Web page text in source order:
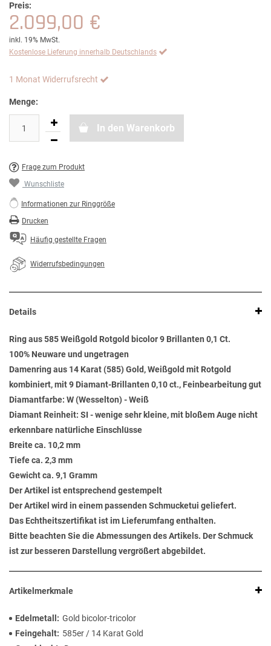
Preis:
2.099,00 €
inkl. 19% MwSt.
Kostenlose Lieferung innerhalb Deutschlands
1 Monat Widerrufsrecht
Menge:
In den Warenkorb
Frage zum Produkt
Wunschliste
Informationen zur Ringgröße
Drucken
Häufig gestellte Fragen
Widerrufsbedingungen
Details
Ring aus 585 Weißgold Rotgold bicolor 9 Brillanten 0,1 Ct.
100% Neuware und ungetragen
Damenring aus 14 Karat (585) Gold, Weißgold mit Rotgold
kombiniert, mit 9 Diamant-Brillanten 0,10 ct., Feinbearbeitung gut
Diamantfarbe: W (Wesselton) - Weiß
Diamant Reinheit: SI - wenige sehr kleine, mit bloßem Auge nicht
erkennbare natürliche Einschlüsse
Breite ca. 10,2 mm
Tiefe ca. 2,3 mm
Gewicht ca. 9,1 Gramm
Der Artikel ist entsprechend gestempelt
Der Artikel wird in einem passenden Schmucketui geliefert.
Das Echtheitszertifikat ist im Lieferumfang enthalten.
Bitte beachten Sie die Abmessungen des Artikels. Der Schmuck
ist zur besseren Darstellung vergrößert abgebildet.
Artikelmerkmale
Edelmetall
Gold bicolor-tricolor
Feingehalt
585er / 14 Karat Gold